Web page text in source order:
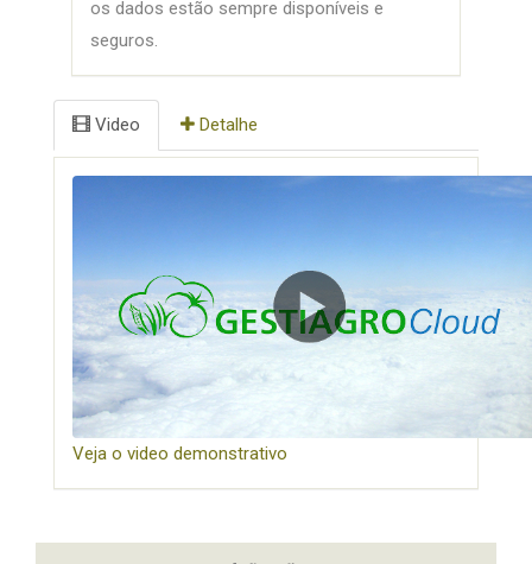
os dados estão sempre disponíveis e
seguros.
Video Detalhe
Veja o video demonstrativo